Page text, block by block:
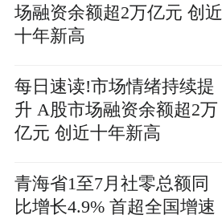
场融资余额超2万亿元 创近
十年新高
每日速读!市场情绪持续提
升 A股市场融资余额超2万
亿元 创近十年新高
青海省1至7月社零总额同
比增长4.9% 首超全国增速